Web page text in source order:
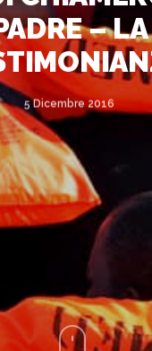
– LA
5 Dicembre 2016